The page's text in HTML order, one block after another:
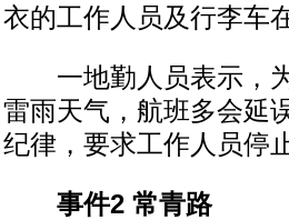
衣的工作人员及行李车
一地勤人员表示，为
雷雨天气，航班多会延
纪律，要求工作人员停
事件2 常青路